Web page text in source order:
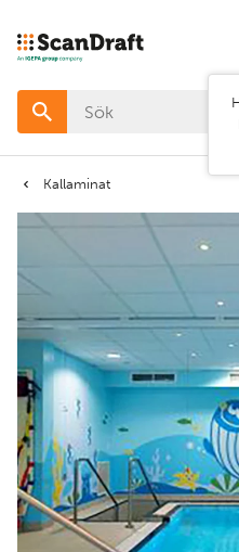
Kallaminat
Filter
Färg
Längd
filter
Använd
filter